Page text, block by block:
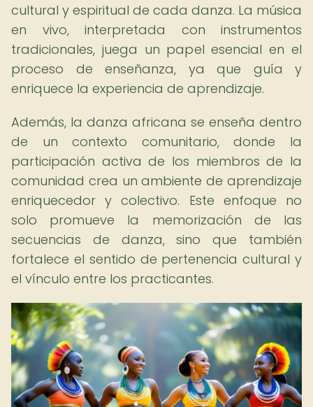
cultural y espiritual de cada danza. La música
en vivo, interpretada con instrumentos
tradicionales, juega un papel esencial en el
proceso de enseñanza, ya que guía y
enriquece la experiencia de aprendizaje.
Además, la danza africana se enseña dentro
de un contexto comunitario, donde la
participación activa de los miembros de la
comunidad crea un ambiente de aprendizaje
enriquecedor y colectivo. Este enfoque no
solo promueve la memorización de las
secuencias de danza, sino que también
fortalece el sentido de pertenencia cultural y
el vínculo entre los practicantes.